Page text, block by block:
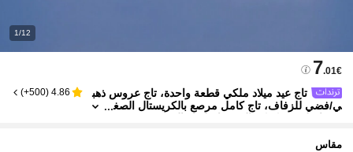
1/12
7.01€
تاج عيد ميلاد ملكي قطعة واحدة، تاج عروس ذهب
ي/فضي للزفاف، تاج كامل مرصع بالكريستال الصغ
4.86
(
500+
)
مقاس